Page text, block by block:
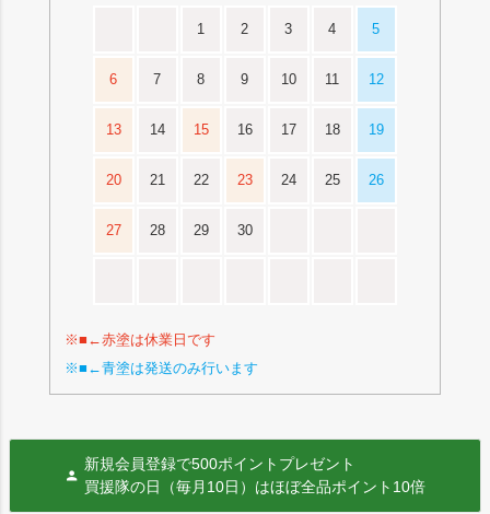
1 2 3 4 5
6 7 8 9 10 11 12
13 14 15 16 17 18 19
20 21 22 23 24 25 26
27 28 29 30
※■←赤塗は休業日です
※■←青塗は発送のみ行います
新規会員登録で500ポイントプレゼント
買援隊の日（毎月10日）はほぼ全品ポイント10倍